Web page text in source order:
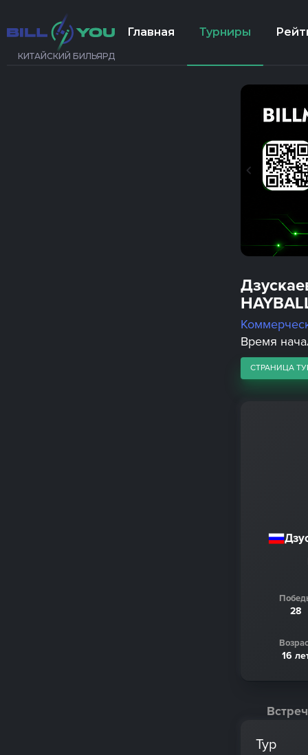
КИТАЙСКИЙ БИЛЬЯРД
Главная Турниры
Время
СТРАНИЦА
28
16
Тур